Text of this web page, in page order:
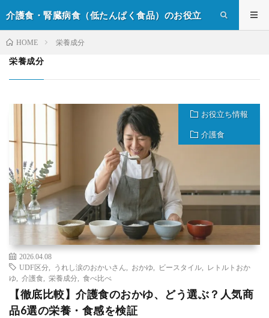
介護食・腎臓病食（低たんぱく食品）のお役立
HOME 栄養成分
栄養成分
お役立ち情報
介護食
2026.04.08
UDF区分
うれし涙のおかいさん おかゆ ビースタイル
レトルトおか
ゆ
介護食 栄養成分 食べ比べ
【徹底比較】介護食のおかゆ、どう選ぶ？人気商
品6選の栄養・食感を検証